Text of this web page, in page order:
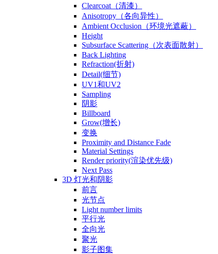
Clearcoat（清漆）
Anisotropy（各向异性）
Ambient Occlusion（环境光遮蔽）
Height
Subsurface Scattering（次表面散射）
Back Lighting
Refraction(折射)
Detail(细节)
UV1和UV2
Sampling
阴影
Billboard
Grow(增长)
变换
Proximity and Distance Fade
Material Settings
Render priority(渲染优先级)
Next Pass
3D 灯光和阴影
前言
光节点
Light number limits
平行光
全向光
聚光
影子图集